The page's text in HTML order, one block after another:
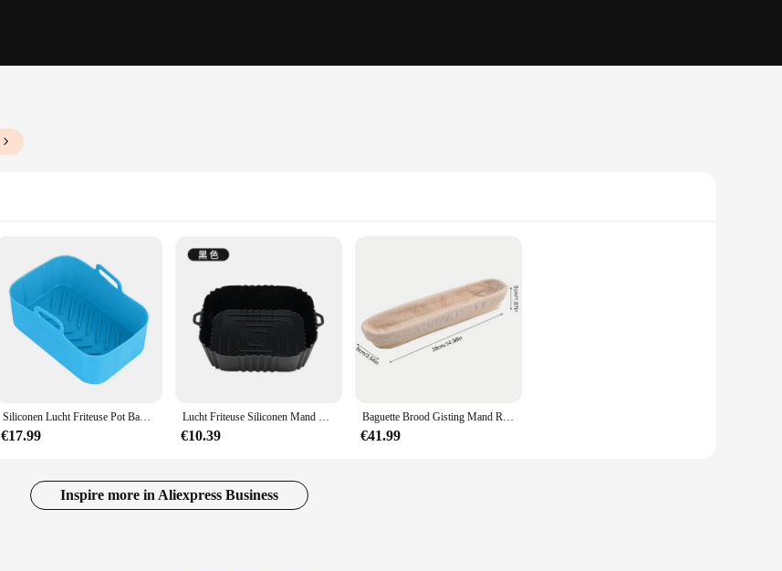
Siliconen Lucht Friteuse Pot Bak Voedsel Veilig Herbruikbaar Vierkant Bbq Barbecue Pad Plaat Airfryer Oven Bakvorm Mand Pan Voor Keuken
€17.99
Lucht Friteuse Siliconen Mand Herbruikbare Opvouwbare Lucht Friteuse Vorm Voering Lade Gebakken Pizza Kip Mand Oven Magnetron Accessoires
€10.39
Baguette Brood Gisting Mand Rotan Broodmand Met Katoen En Linnen Cover Bekleed Bakken Franse Brood Gisting Mal
€41.99
Inspire more in Aliexpress Business